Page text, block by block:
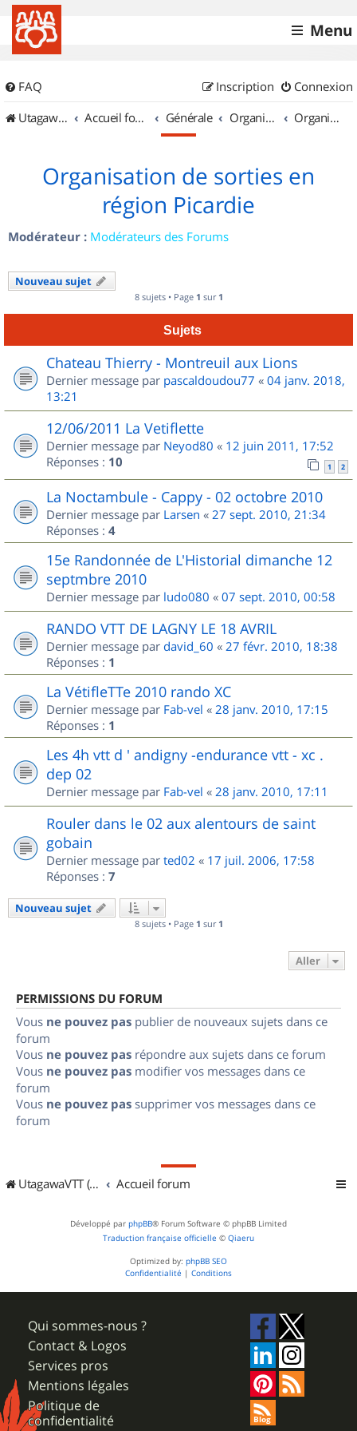
Menu
FAQ Connexion
Inscription
UtagawaVTT (Randos VTT et VTTAE avec traces GPS)
Accueil forum Générale Organisation de sorties & Recherche de partenaires Organisation de sorties en région Picardie
Organisation de sorties en
région Picardie
Modérateur : Modérateurs des Forums
Nouveau sujet
8 sujets • Page 1 sur 1
Sujets
Chateau Thierry - Montreuil aux Lions
Dernier message par pascaldoudou77 « 04 janv. 2018,
13:21
12/06/2011 La Vetiflette
Dernier message par Neyod80 « 12 juin 2011, 17:52
Réponses : 10 1 2
La Noctambule - Cappy - 02 octobre 2010
Dernier message par Larsen « 27 sept. 2010, 21:34
Réponses : 4
15e Randonnée de L'Historial dimanche 12
septmbre 2010
Dernier message par ludo080 « 07 sept. 2010, 00:58
RANDO VTT DE LAGNY LE 18 AVRIL
Dernier message par david_60 « 27 févr. 2010, 18:38
Réponses : 1
La VétifleTTe 2010 rando XC
Dernier message par Fab-vel « 28 janv. 2010, 17:15
Réponses : 1
Les 4h vtt d ' andigny -endurance vtt - xc .
dep 02
Dernier message par Fab-vel « 28 janv. 2010, 17:11
Rouler dans le 02 aux alentours de saint
gobain
Dernier message par ted02 « 17 juil. 2006, 17:58
Réponses : 7
Nouveau sujet
8 sujets • Page 1 sur 1
Aller
PERMISSIONS DU FORUM
Vous ne pouvez pas publier de nouveaux sujets dans ce
forum
Vous ne pouvez pas répondre aux sujets dans ce forum
Vous ne pouvez pas modifier vos messages dans ce
forum
Vous ne pouvez pas supprimer vos messages dans ce
forum
UtagawaVTT (Randos VTT et VTTAE avec traces GPS) Accueil forum
Développé par phpBB® Forum Software © phpBB Limited
Traduction française officielle © Qiaeru
Optimized by: phpBB SEO
Confidentialité | Conditions
Qui sommes-nous ?
Contact & Logos
Services pros
Mentions légales
Politique de
confidentialité